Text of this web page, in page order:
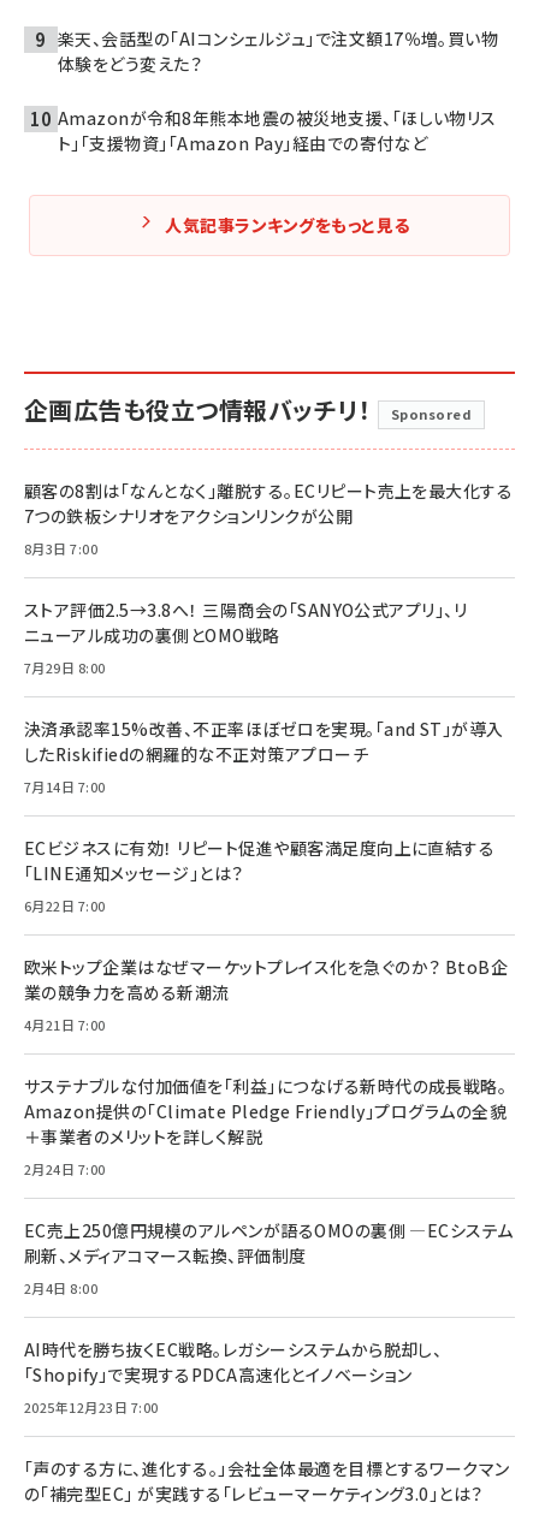
楽天、会話型の「AIコンシェルジュ」で注文額17％増。買い物
体験をどう変えた？
Amazonが令和8年熊本地震の被災地支援、「ほしい物リス
ト」「支援物資」「Amazon Pay」経由での寄付など
人気記事ランキングをもっと見る
企画広告も役立つ情報バッチリ！ Sponsored
顧客の8割は「なんとなく」離脱する。ECリピート売上を最大化する
7つの鉄板シナリオをアクションリンクが公開
8月3日 7:00
ストア評価2.5→3.8へ！ 三陽商会の「SANYO公式アプリ」、リ
ニューアル成功の裏側とOMO戦略
7月29日 8:00
決済承認率15%改善、不正率ほぼゼロを実現。「and ST」が導入
したRiskifiedの網羅的な不正対策アプローチ
7月14日 7:00
ECビジネスに有効！ リピート促進や顧客満足度向上に直結する
「LINE通知メッセージ」とは？
6月22日 7:00
欧米トップ企業はなぜマーケットプレイス化を急ぐのか？ BtoB企
業の競争力を高める新潮流
4月21日 7:00
サステナブルな付加価値を「利益」につなげる新時代の成長戦略。
Amazon提供の「Climate Pledge Friendly」プログラムの全貌
＋事業者のメリットを詳しく解説
2月24日 7:00
EC売上250億円規模のアルペンが語るOMOの裏側 ―ECシステム
刷新、メディアコマース転換、評価制度
2月4日 8:00
AI時代を勝ち抜くEC戦略。レガシーシステムから脱却し、
「Shopify」で実現するPDCA高速化とイノベーション
2025年12月23日 7:00
「声のする方に、進化する。」会社全体最適を目標とするワークマン
の「補完型EC」 が実践する「レビューマーケティング3.0」とは？